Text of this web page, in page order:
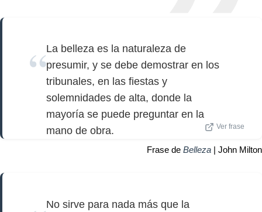
La belleza es la naturaleza de
presumir, y se debe demostrar en los
tribunales, en las fiestas y
solemnidades de alta, donde la
mayoría se puede preguntar en la
mano de obra.
Ver frase
Frase de Belleza | John Milton
No sirve para nada más que la